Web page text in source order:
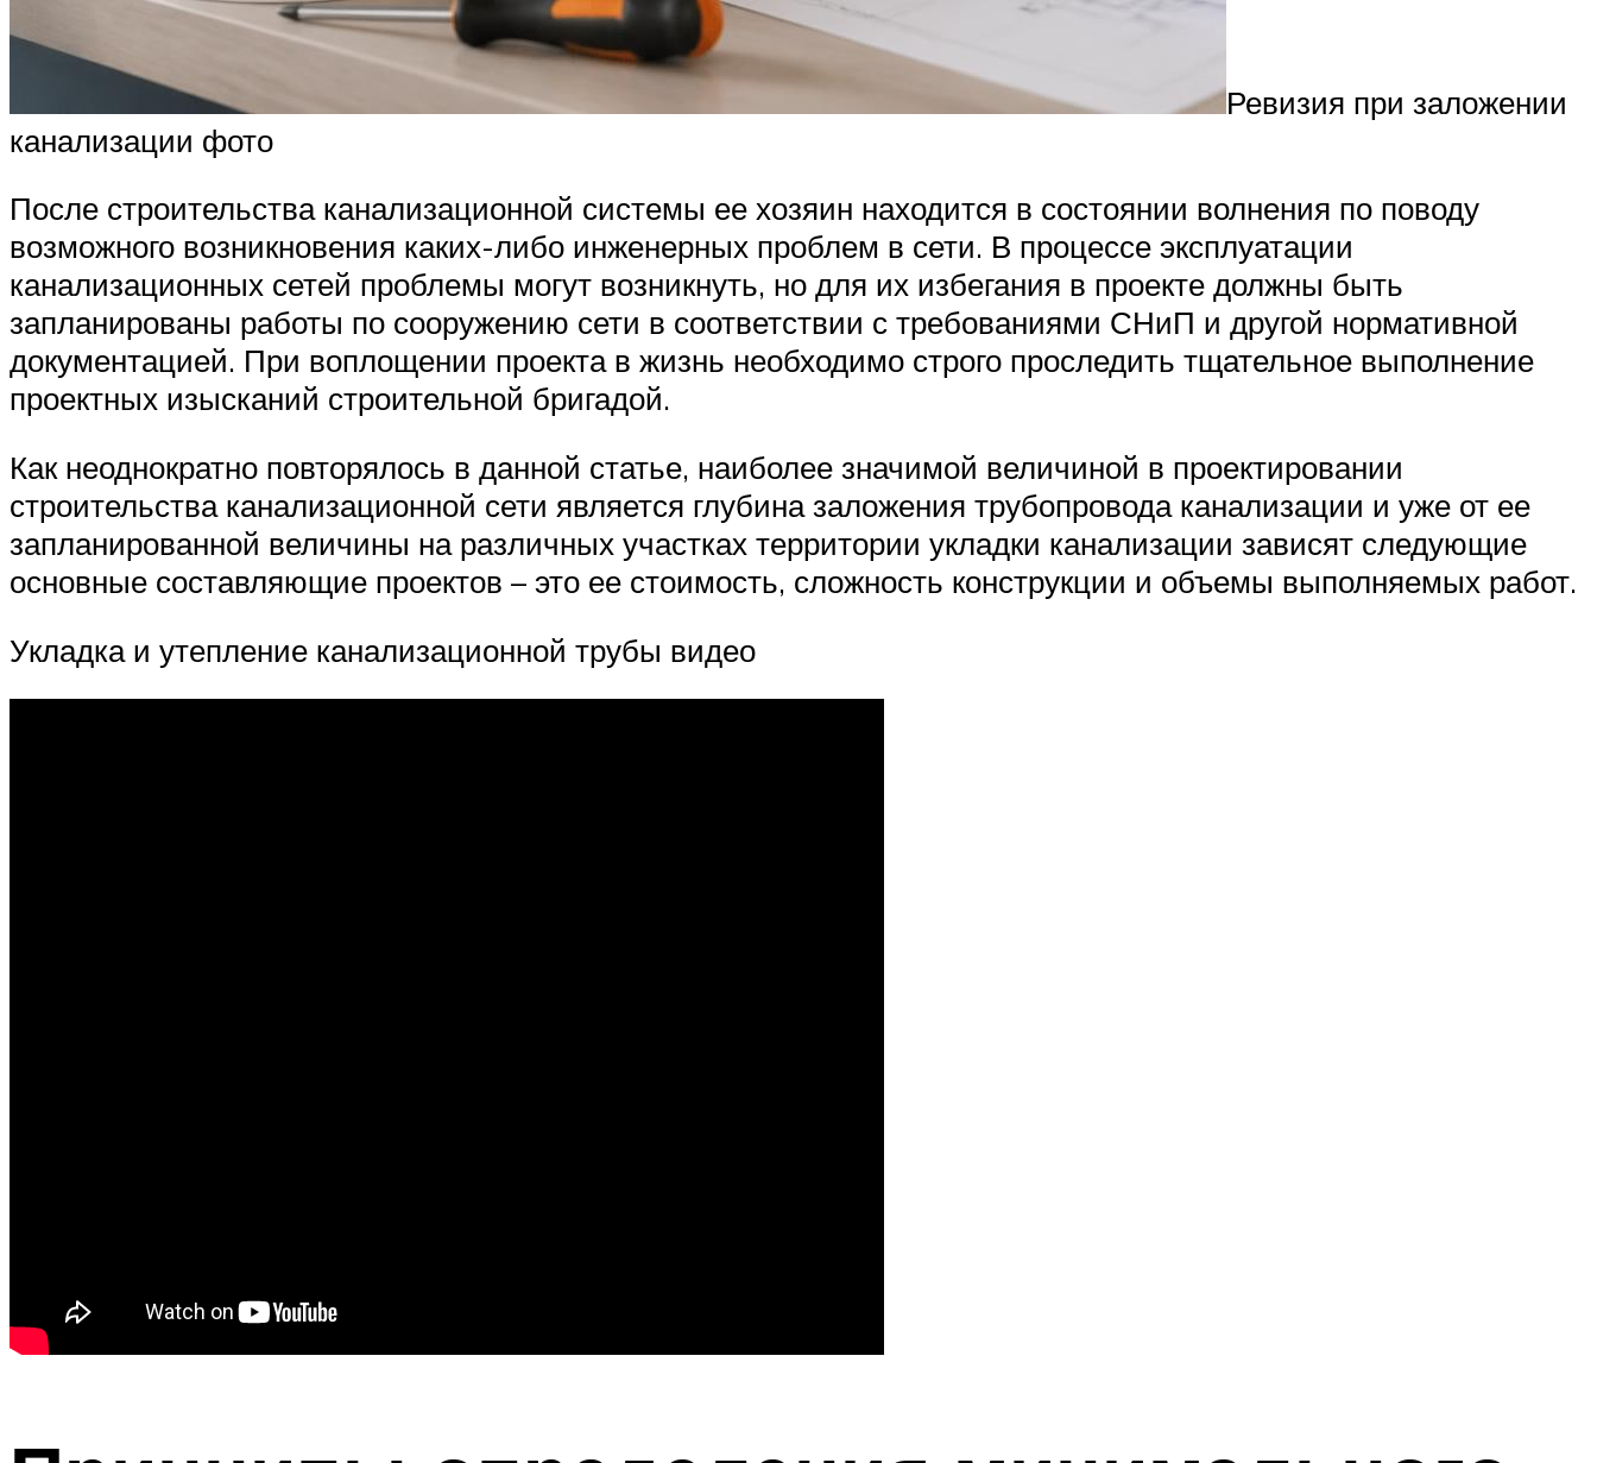
Ревизия при заложении
канализации фото
После строительства канализационной системы ее хозяин находится в состоянии волнения по поводу
возможного возникновения каких-либо инженерных проблем в сети. В процессе эксплуатации
канализационных сетей проблемы могут возникнуть, но для их избегания в проекте должны быть
запланированы работы по сооружению сети в соответствии с требованиями СНиП и другой нормативной
документацией. При воплощении проекта в жизнь необходимо строго проследить тщательное выполнение
проектных изысканий строительной бригадой.
Как неоднократно повторялось в данной статье, наиболее значимой величиной в проектировании
строительства канализационной сети является глубина заложения трубопровода канализации и уже от ее
запланированной величины на различных участках территории укладки канализации зависят следующие
основные составляющие проектов – это ее стоимость, сложность конструкции и объемы выполняемых работ.
Укладка и утепление канализационной трубы видео